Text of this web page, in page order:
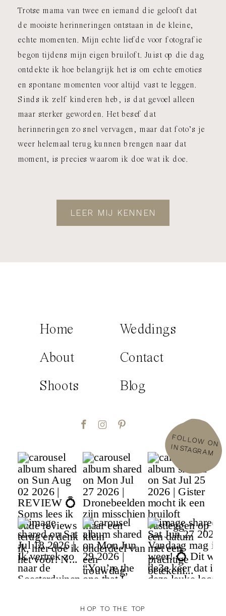
Trotse mama van twee en iemand die gelooft dat
de mooiste herinneringen ontstaan in de kleine,
echte momenten. Mijn echte liefde voor fotografie
begon tijdens mijn eigen bruiloft. Juist op die dag
ontdekte ik hoe belangrijk het is om echte emoties
en spontane momenten voor altijd vast te leggen.
Sinds ik zelf kinderen heb, is dat gevoel alleen
maar sterker geworden. Het besef dat
herinneringen zo snel vervagen, maar dat foto’s je
weer helemaal terug kunnen brengen naar dat
moment, is precies waarom ik doe wat ik doe.
LEER MIJ KENNEN
HOP TO THE TOP
FOLLOW
ON
INSTAGRAM
Blog
Contact
Shoots
Weddings
About
Home